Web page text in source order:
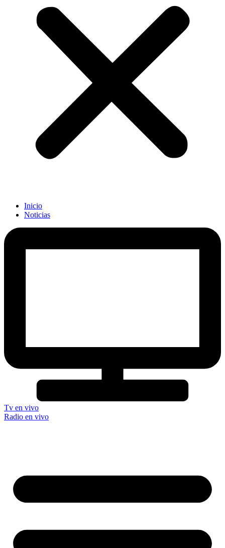
Inicio
Noticias
Tv en vivo
Radio en vivo